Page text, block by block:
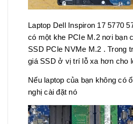
Laptop Dell Inspiron 17 5770
có một khe PCIe M.2 nơi bạn
SSD PCle NVMe M.2 . Trong
giá SSD ở vị trí lỗ xa hơn cho
Nếu laptop của bạn không có
nghị cài đặt nó